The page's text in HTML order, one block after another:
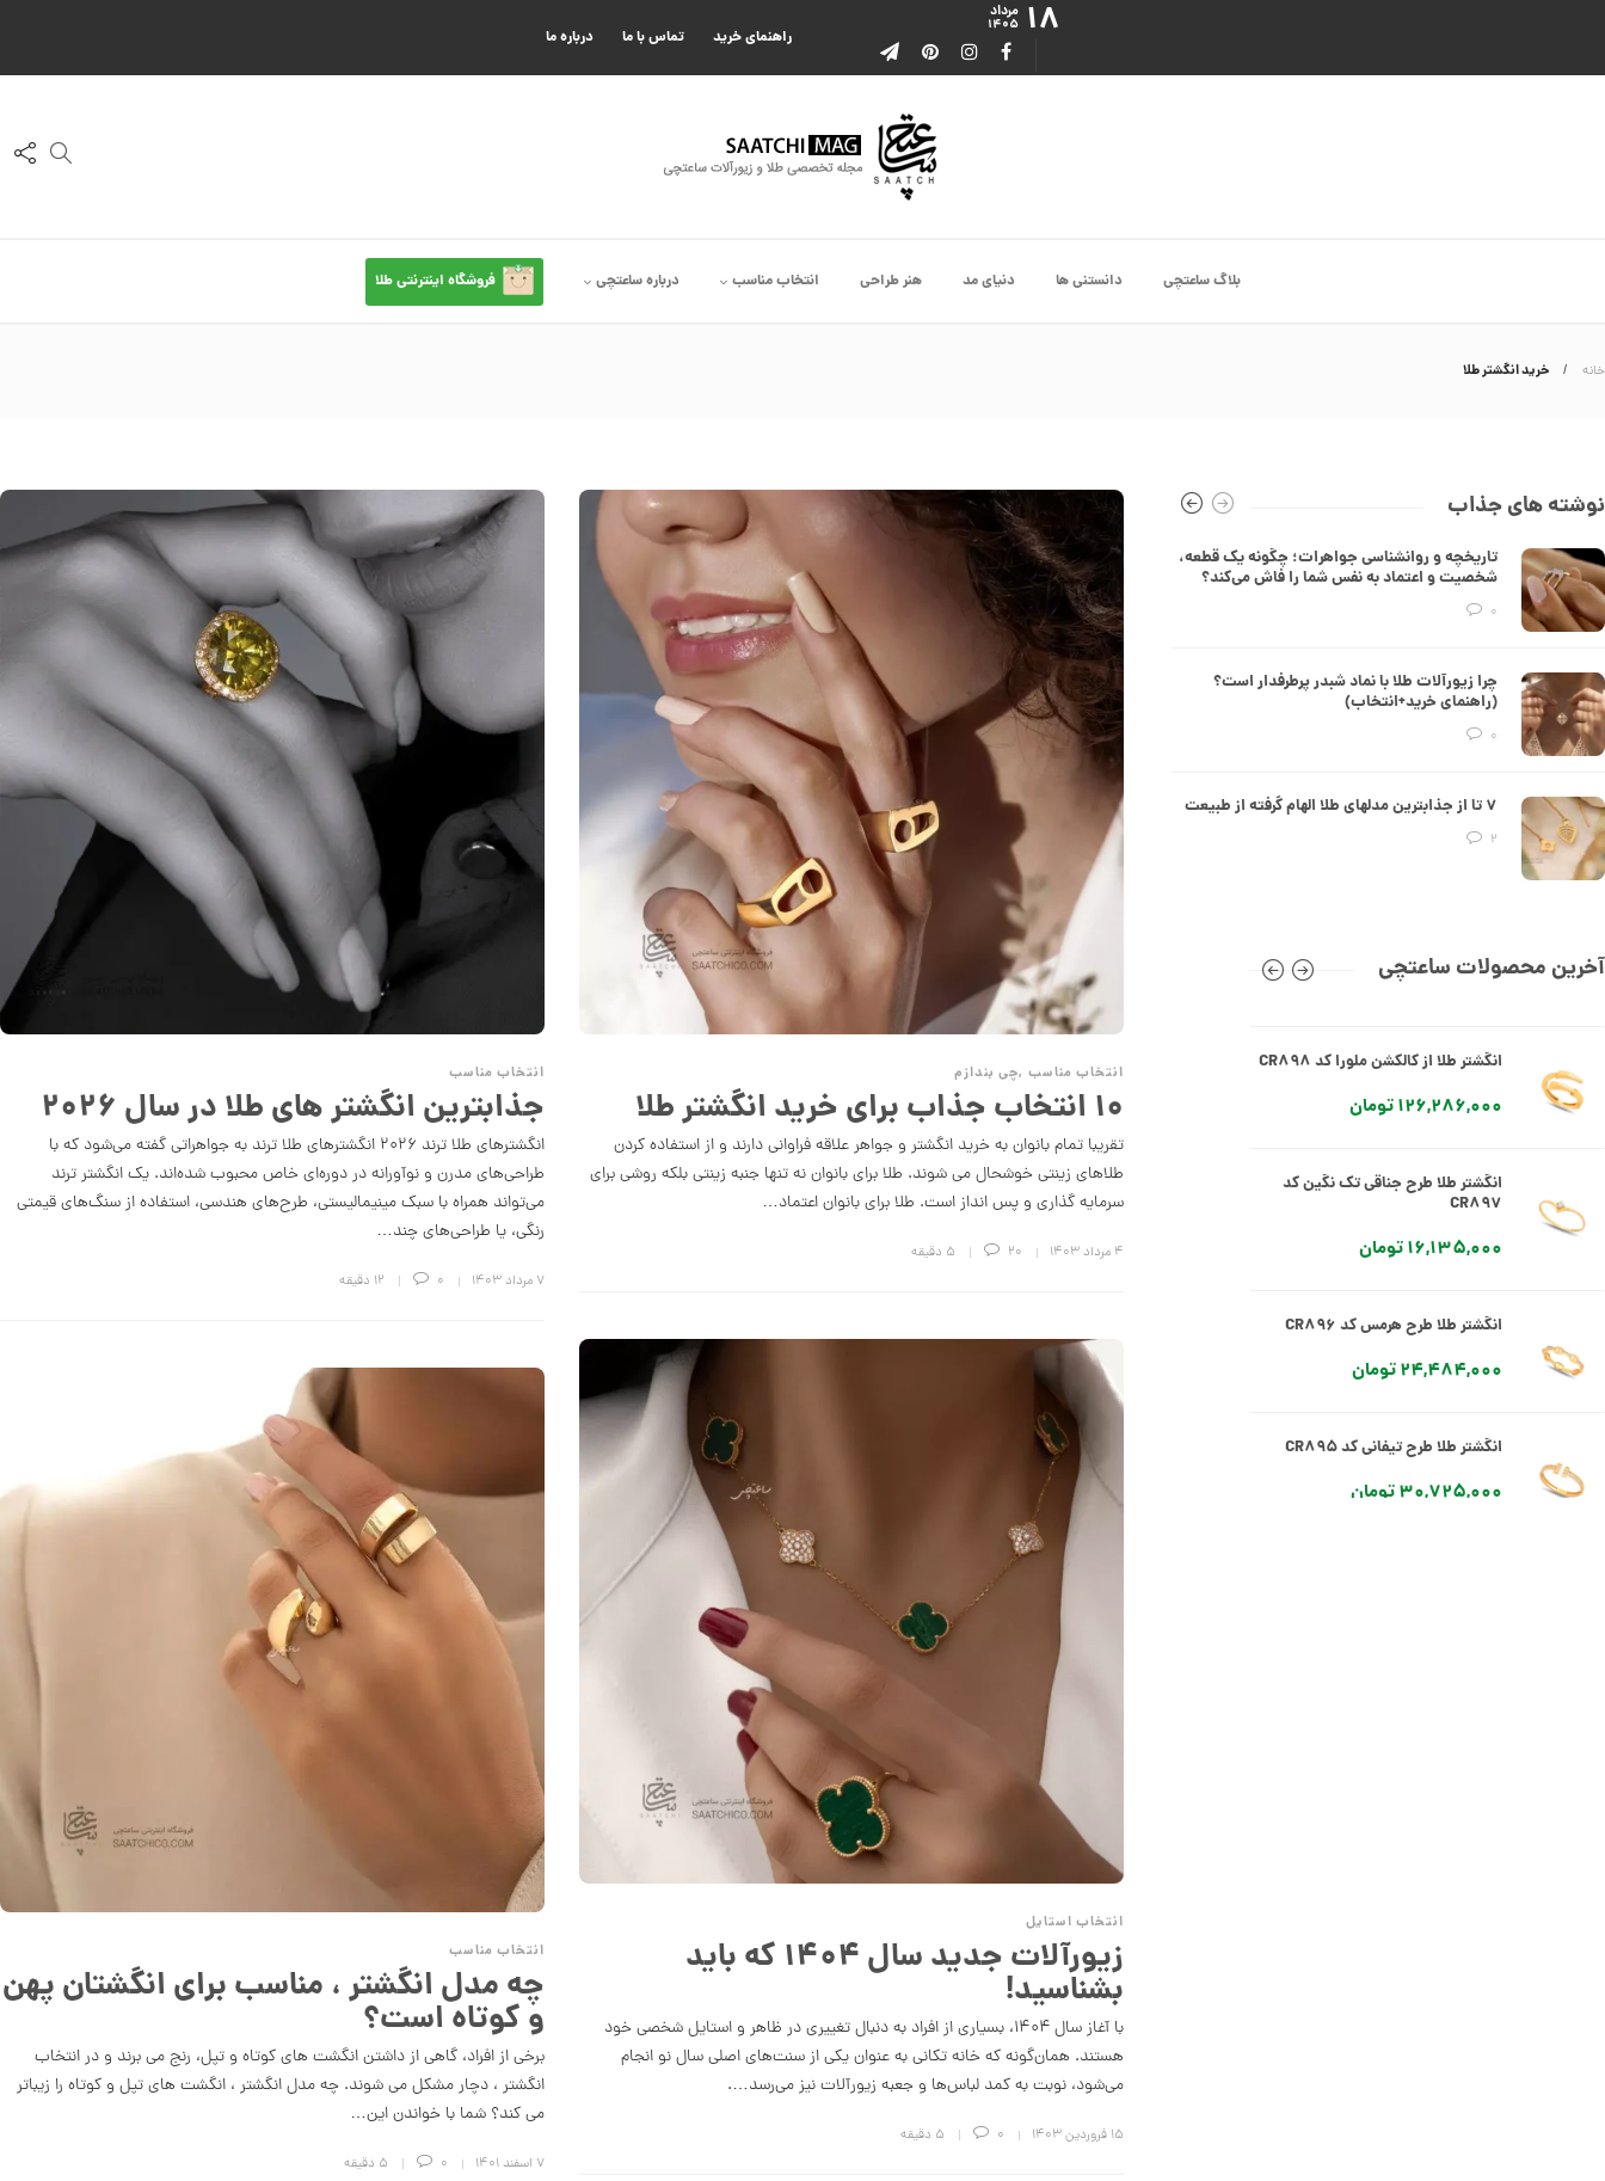
۱۸ مرداد
۱۴۰۵
درباره ما تماس با ما راهنمای خرید
بلاگ ساعتچی دانستنی ها دنیای مد هنر طراحی انتخاب مناسب درباره ساعتچی فروشگاه اینترنتی طلا
خانه خرید انگشتر طلا
انتخاب مناسب
جذابترین انگشتر های طلا در سال ۲۰۲۶
انگشترهای طلا ترند ۲۰۲۶ انگشترهای طلا ترند به جواهراتی گفته می‌شود که با
طراحی‌های مدرن و نوآورانه در دوره‌ای خاص محبوب شده‌اند. یک انگشتر ترند
می‌تواند همراه با سبک‌ مینیمالیستی، طرح‌های هندسی، استفاده از سنگ‌های قیمتی
رنگی، یا طراحی‌های چند…
۷ مرداد ۱۴۰۳ 0 12 دقیقه
انتخاب مناسب ,چی بندازم
۱۰ انتخاب جذاب برای خرید انگشتر طلا
تقریبا تمام بانوان به خرید انگشتر و جواهر علاقه فراوانی دارند و از استفاده کردن
طلاهای زینتی خوشحال می­ شوند. طلا برای بانوان نه تنها جنبه زینتی بلکه روشی برای
سرمایه گذاری و پس انداز است. طلا برای بانوان اعتماد…
۴ مرداد ۱۴۰۳ 20 5 دقیقه
انتخاب استایل
زیورآلات جدید سال ۱۴۰۴ که باید
بشناسید!
با آغاز سال ۱۴۰۴، بسیاری از افراد به‌ دنبال تغییری در ظاهر و استایل شخصی خود
هستند. همان‌گونه که خانه‌ تکانی به عنوان یکی از سنت‌های اصلی سال نو انجام
می‌شود، نوبت به کمد لباس‌ها و جعبه زیورآلات نیز می‌رسد….
۱۵ فروردین ۱۴۰۳ 0 5 دقیقه
انتخاب مناسب
چه مدل انگشتر ، مناسب برای انگشتان پهن
و کوتاه است؟
برخی از افراد، گاهی از داشتن انگشت های کوتاه و تپل، رنج می برند و در انتخاب
انگشتر ، دچار مشکل می شوند. چه مدل انگشتر ، انگشت های تپل و کوتاه را زیباتر
می کند؟ شما با خواندن این…
۷ اسفند ۱۴۰۱ 0 5 دقیقه
نوشته های جذاب
تاریخچه و روانشناسی جواهرات؛ چگونه یک قطعه،
شخصیت و اعتماد به نفس شما را فاش می‌کند؟
0
چرا زیورآلات طلا با نماد شبدر پرطرفدار است؟
(راهنمای خرید+انتخاب)
0
۷ تا از جذابترین مدلهای طلا الهام گرفته از طبیعت
2
آخرین محصولات ساعتچی
50,657,000 تومان
CR890
30,152,000 تومان
انگشتر طلا از کالکشن مینیمال طرح
هشت ضلعی کد CR889
113,187,000 تومان
انگشتر طلا از کالکشن ملورا کد CR898
126,286,000 تومان
انگشتر طلا طرح جناقی تک نگین کد
CR897
16,135,000 تومان
انگشتر طلا طرح هرمس کد CR896
24,484,000 تومان
انگشتر طلا طرح تیفانی کد CR895
30,725,000 تومان